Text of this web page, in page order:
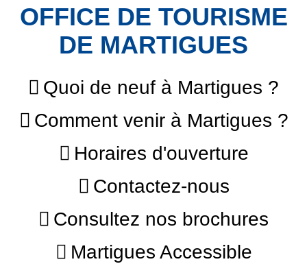
OFFICE DE TOURISME
DE MARTIGUES
Quoi de neuf à Martigues ?
Comment venir à Martigues ?
Horaires d'ouverture
Contactez-nous
Consultez nos brochures
Martigues Accessible